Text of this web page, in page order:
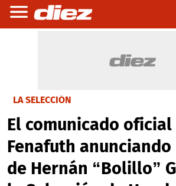
LA SELECCIÓN
El comunicado oficial
Fenafuth
de Hernán “Bolillo”